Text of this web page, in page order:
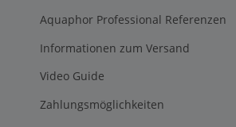
Aquaphor Professional Referenzen
Informationen zum Versand
Video Guide
Zahlungsmöglichkeiten